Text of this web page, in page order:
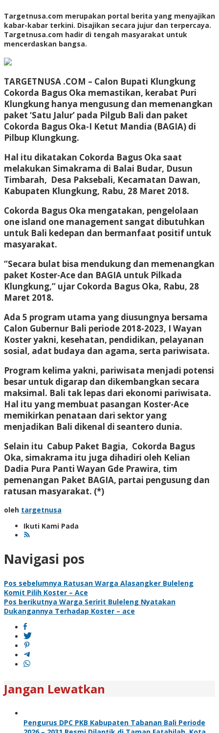
Targetnusa.com merupakan portal berita yang menyajikan
kabar-kabar terkini. Disajikan secara jujur dan terpercaya.
Targetnusa.com hadir di tengah masyarakat untuk
mencerdaskan bangsa.
TARGETNUSA .COM – Calon Bupati Klungkung
Cokorda Bagus Oka memastikan, kerabat Puri
Klungkung hanya mengusung dan memenangkan
paket ‘Satu Jalur’ pada Pilgub Bali dan paket
Cokorda Bagus Oka-I Ketut Mandia (BAGIA) di
Pilbup Klungkung.
Hal itu dikatakan Cokorda Bagus Oka saat
melakukan Simakrama di Balai Budar, Dusun
Timbarah, Desa Paksebali, Kecamatan Dawan,
Kabupaten Klungkung, Rabu, 28 Maret 2018.
Cokorda Bagus Oka mengatakan, pengelolaan
one island one management sangat dibutuhkan
untuk Bali kedepan dan bermanfaat positif untuk
masyarakat.
“Secara bulat bisa mendukung dan memenangkan
paket Koster-Ace dan BAGIA untuk Pilkada
Klungkung,” ujar Cokorda Bagus Oka, Rabu, 28
Maret 2018.
Ada 5 program utama yang diusungnya bersama
Calon Gubernur Bali periode 2018-2023, I Wayan
Koster yakni, kesehatan, pendidikan, pelayanan
sosial, adat budaya dan agama, serta pariwisata.
Program kelima yakni, pariwisata menjadi potensi
besar untuk digarap dan dikembangkan secara
maksimal. Bali tak lepas dari ekonomi pariwisata.
Hal itu yang membuat pasangan Koster-Ace
memikirkan penataan dari sektor yang
menjadikan Bali dikenal di seantero dunia.
Selain itu Cabup Paket Bagia, Cokorda Bagus
Oka, simakrama itu juga dihadiri oleh Kelian
Dadia Pura Panti Wayan Gde Prawira, tim
pemenangan Paket BAGIA, partai pengusung dan
ratusan masyarakat. (*)
oleh targetnusa
Ikuti Kami Pada
Navigasi pos
Pos sebelumnya Ratusan Warga Alasangker Buleleng
Komit Pilih Koster – Ace
Pos berikutnya Warga Seririt Buleleng Nyatakan
Dukangannya Terhadap Koster – ace
Jangan Lewatkan
Pengurus DPC PKB Kabupaten Tabanan Bali Periode